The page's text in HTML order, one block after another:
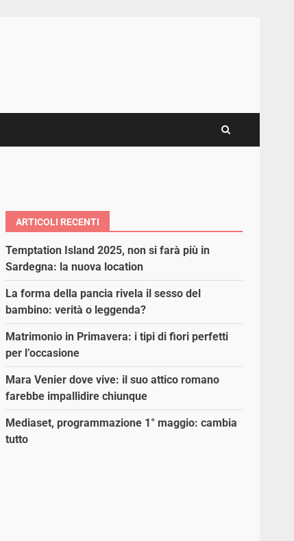
ARTICOLI RECENTI
Temptation Island 2025, non si farà più in
Sardegna: la nuova location
La forma della pancia rivela il sesso del
bambino: verità o leggenda?
Matrimonio in Primavera: i tipi di fiori perfetti
per l’occasione
Mara Venier dove vive: il suo attico romano
farebbe impallidire chiunque
Mediaset, programmazione 1° maggio: cambia
tutto